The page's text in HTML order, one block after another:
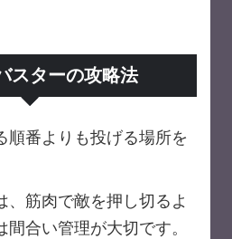
スターの攻略法
順番よりも投げる場所を
、筋肉で敵を押し切るよ
合い管理が大切です。